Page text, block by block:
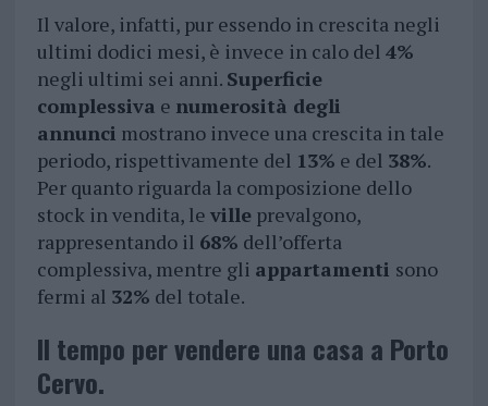
Il valore, infatti, pur essendo in crescita negli
ultimi dodici mesi, è invece in calo del 4%
negli ultimi sei anni. Superficie
complessiva e numerosità degli
annunci mostrano invece una crescita in tale
periodo, rispettivamente del 13% e del 38%.
Per quanto riguarda la composizione dello
stock in vendita, le villeprevalgono,
rappresentando il 68% dell’offerta
complessiva, mentre gli appartamenti sono
fermi al 32% del totale.
Il tempo per vendere una casa a Porto
Cervo.